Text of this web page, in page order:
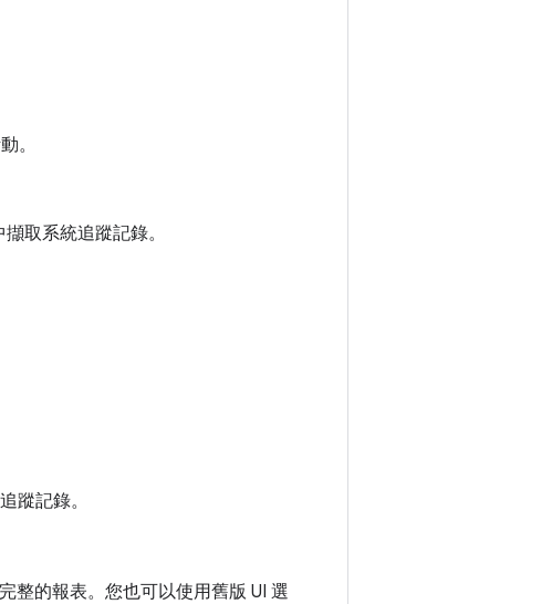
。
取系統追蹤記錄。
蹤記錄。
整的報表。您也可以使用舊版 UI 選